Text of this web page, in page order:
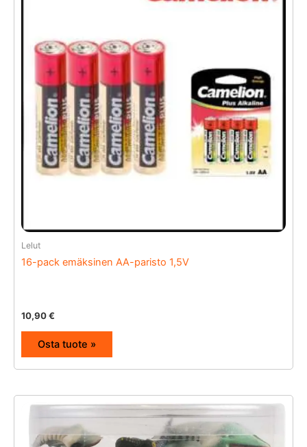
Lelut
16-pack emäksinen AA-paristo 1,5V
10,90€
Osta tuote »